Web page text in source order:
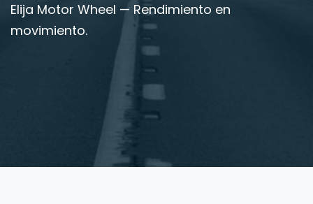
Elija Motor Wheel — Rendimiento en
movimiento.